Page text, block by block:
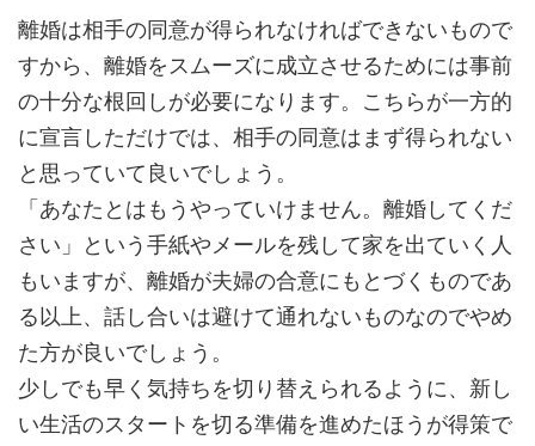
離婚は相手の同意が得られなければできないもので
すから、離婚をスムーズに成立させるためには事前
の十分な根回しが必要になります。こちらが一方的
に宣言しただけでは、相手の同意はまず得られない
と思っていて良いでしょう。
「あなたとはもうやっていけません。離婚してくだ
さい」という手紙やメールを残して家を出ていく人
もいますが、離婚が夫婦の合意にもとづくものであ
る以上、話し合いは避けて通れないものなのでやめ
た方が良いでしょう。
少しでも早く気持ちを切り替えられるように、新し
い生活のスタートを切る準備を進めたほうが得策で